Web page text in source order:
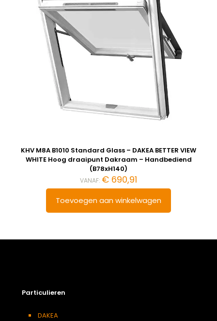
KHV M8A B1010 Standard Glass – DAKEA BETTER VIEW
WHITE Hoog draaipunt Dakraam – Handbediend
(B78xH140)
VANAF: € 690,91
Toevoegen aan winkelwagen
Particulieren
DAKEA